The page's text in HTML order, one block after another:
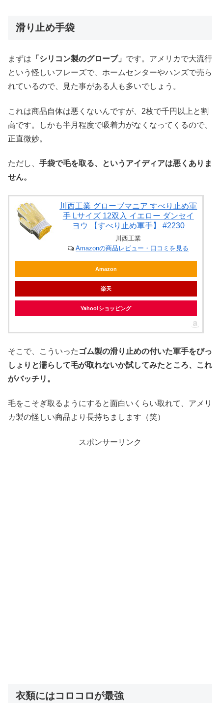
滑り止め手袋
まずは 「シリコン製のグローブ」 です。アメリカで大流行
という怪しいフレーズで、ホームセンターやハンズで売ら
れているので、見た事がある人も多いでしょう。
これは商品自体は悪くないんですが、2枚で千円以上と割
高です。しかも半月程度で吸着力がなくなってくるので、
正直微妙。
ただし、 手袋で毛を取る、というアイディアは悪くありま
せん。
川西工業 グローブマニア すべり止め軍
手 Lサイズ 12双入 イエロー ダンセイ
ヨウ 【すべり止め軍手】 #2230
川西工業
Amazonの商品レビュー・口コミを見る
Amazon
楽天
Yahoo!ショッピング
そこで、こういった ゴム製の滑り止めの付いた軍手をびっ
しょりと濡らして毛が取れないか試してみたところ、これ
がバッチリ。
毛をこそぎ取るようにすると面白いくらい取れて、アメリ
カ製の怪しい商品より長持ちまします（笑）
スポンサーリンク
衣類にはコロコロが最強